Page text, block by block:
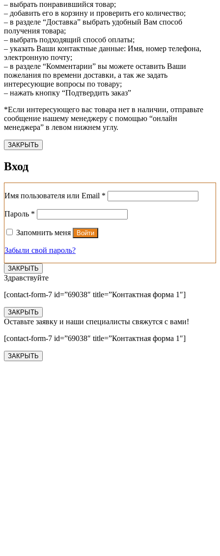
– выбрать понравившийся товар;
– добавить его в корзину и проверить его количество;
– в разделе “Доставка” выбрать удобный Вам способ
получения товара;
– выбрать подходящий способ оплаты;
– указать Ваши контактные данные: Имя, номер телефона,
электронную почту;
– в разделе “Комментарии” вы можете оставить Ваши
пожелания по времени доставки, а так же задать
интересующие вопросы по товару;
– нажать кнопку “Подтвердить заказ”
*Если интересующего вас товара нет в наличии, отправьте
сообщение нашему менеджеру с помощью “онлайн
менеджера” в левом нижнем углу.
ЗАКРЫТЬ
Вход
Имя пользователя или Email *
Пароль *
Запомнить меня Войти
Забыли свой пароль?
ЗАКРЫТЬ
Здравствуйте
[contact-form-7 id=”69038″ title=”Контактная форма 1″]
ЗАКРЫТЬ
Оставьте заявку и наши специалисты свяжутся с вами!
[contact-form-7 id=”69038″ title=”Контактная форма 1″]
ЗАКРЫТЬ